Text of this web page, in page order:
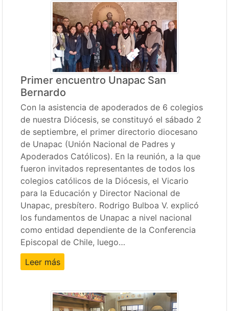
Primer encuentro Unapac San
Bernardo
Con la asistencia de apoderados de 6 colegios
de nuestra Diócesis, se constituyó el sábado 2
de septiembre, el primer directorio diocesano
de Unapac (Unión Nacional de Padres y
Apoderados Católicos). En la reunión, a la que
fueron invitados representantes de todos los
colegios católicos de la Diócesis, el Vicario
para la Educación y Director Nacional de
Unapac, presbítero. Rodrigo Bulboa V. explicó
los fundamentos de Unapac a nivel nacional
como entidad dependiente de la Conferencia
Episcopal de Chile, luego…
Leer más